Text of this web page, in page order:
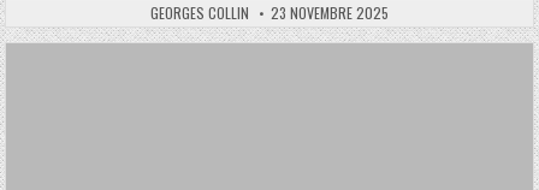
AUTHOR:
GEORGES COLLIN PUBLISHED
DATE:
23 NOVEMBRE 2025